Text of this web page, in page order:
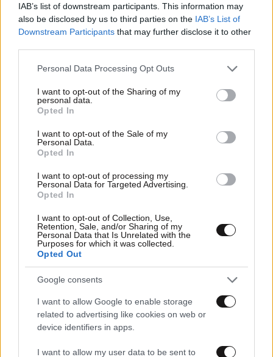
IAB’s list of downstream participants. This information may
also be disclosed by us to third parties on the IAB’s List of
Downstream Participants that may further disclose it to other
Please note that this website/app uses one or more Google
not limited to your visit or usage behaviour. You may click to
grant or deny consent to Google and its third-party tags to
use your data for below specified purposes in below Google
consent section.
Personal Data Processing Opt Outs
I want to opt-out of the Sharing of my
personal data.
Opted In
I want to opt-out of the Sale of my
Personal Data.
Opted In
I want to opt-out of processing my
Personal Data for Targeted Advertising.
Opted In
I want to opt-out of Collection, Use,
Retention, Sale, and/or Sharing of my
Personal Data that Is Unrelated with the
Purposes for which it was collected.
Opted Out
Google consents
I want to allow Google to enable storage
related to advertising like cookies on web or
device identifiers in apps.
I want to allow my user data to be sent to
LIFESTYLE2 ω. πριν
Η 23χρονη κόρη τoυ Μάικλ Ντάγκλας και της
Κάθριν Ζέτα Τζόουνς εξελίσσεται στο νέο it-
girl του Χόλιγουντ
ΕΛΛΑΔΑ3 ω. πριν
Πώς έγινε το τροχαίο στη Λεωφόρο Σουνίου –
Ο κρίσιμος ελιγμός του οδηγού – Παρεμένουν
στο 401 ΣΝ οι δύο αστυνομικοί της ομάδας